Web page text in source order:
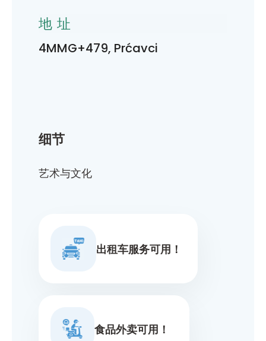
细节
艺术与文化
出租车服务可用！
食品外卖可用！
地址
4MMG+479, Prćavci